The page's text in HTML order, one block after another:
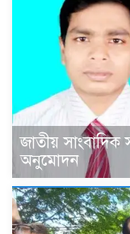
জাতীয় সাংবাদিক
অনুমোদন